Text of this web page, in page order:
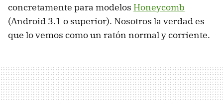
concretamente para modelos Honeycomb
(Android 3.1 o superior). Nosotros la verdad es
que lo vemos como un ratón normal y corriente.